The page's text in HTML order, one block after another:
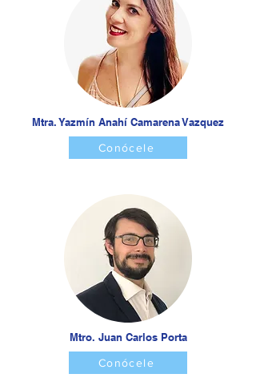
Mtra. Yazmín Anahí Camarena Vazquez
Conócele
Mtro. Juan Carlos Porta
Conócele